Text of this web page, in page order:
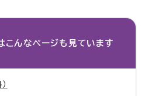
こんなページも見ています